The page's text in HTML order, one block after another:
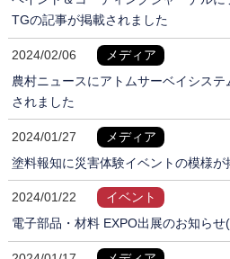
TGの記事が掲載されました
2024/02/06
メディア
農村ニュースにアトムサーベイシス
されました
2024/01/27
メディア
塗料報知に災害体験イベントの模様が
2024/01/22
イベント
電子部品・材料 EXPO出展のお知らせ